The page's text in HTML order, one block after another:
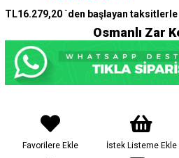
TL16.279,20 `den başlayan taksitlerle
Osmanlı Zar
Favorilere Ekle İstek Listeme Ekle